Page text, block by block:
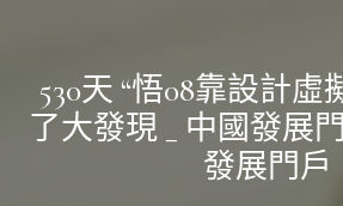
530天 “悟08靠設計虛
了大發現 _ 中國發展
發展門戶